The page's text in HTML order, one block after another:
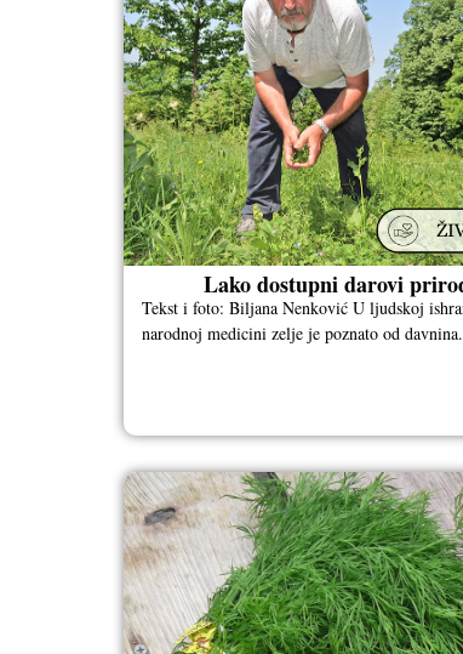
Lako dostupni darovi
Tekst i foto: Biljana Nenković U ljudskoj
narodnoj medicini zelje je poznato od